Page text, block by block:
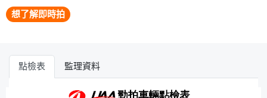
想了解即時拍
點檢表 監理資料